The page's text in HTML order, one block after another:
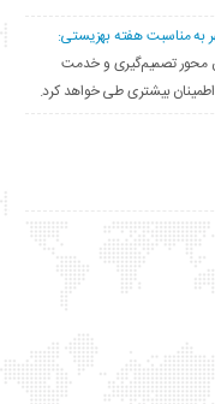
به مناسبت هفته بهزیستی:
محور تصمیم‌گیری و خدمت
اطمینان بیشتری طی خواهد کرد.